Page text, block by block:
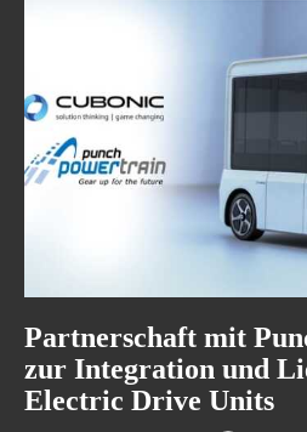
Partnerschaft mit
zur Integration und
Electric Drive Units